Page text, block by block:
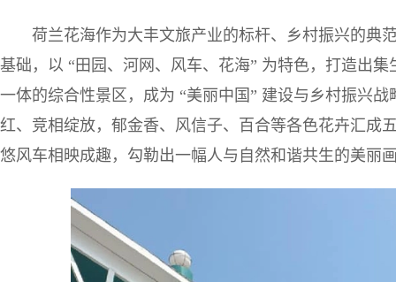
荷兰花海作为大丰文旅产业的标杆、乡村振兴的典
基础，以 “田园、河网、风车、花海” 为特色，打造出
一体的综合性景区，成为 “美丽中国” 建设与乡村振兴
红、竞相绽放，郁金香、风信子、百合等各色花卉汇成
悠风车相映成趣，勾勒出一幅人与自然和谐共生的美丽